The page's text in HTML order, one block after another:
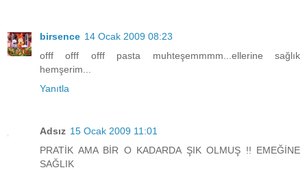
birsence 14 Ocak 2009 08:23
offf offf offf pasta muhteşemmmm...ellerine sağlık
hemşerim...
Yanıtla
Adsız 15 Ocak 2009 11:01
PRATİK AMA BİR O KADARDA ŞIK OLMUŞ !! EMEĞİNE
SAĞLIK